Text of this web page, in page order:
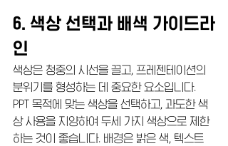
6. 색상 선택과 배색 가이드라
인
색상은 청중의 시선을 끌고, 프레젠테이션의
분위기를 형성하는 데 중요한 요소입니다.
PPT 목적에 맞는 색상을 선택하고, 과도한 색
상 사용을 지양하여 두세 가지 색상으로 제한
하는 것이 좋습니다. 배경은 밝은 색, 텍스트